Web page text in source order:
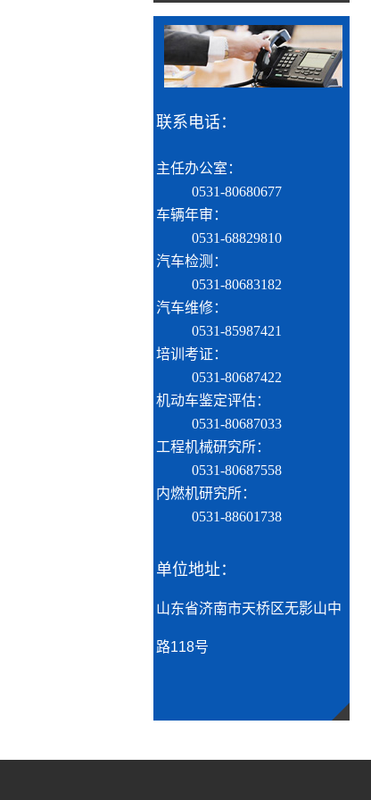
联系电话：
主任办公室：
0531-80680677
车辆年审：
0531-68829810
汽车检测：
0531-80683182
汽车维修：
0531-85987421
培训考证：
0531-80687422
机动车鉴定评估：
0531-80687033
工程机械研究所：
0531-80687558
内燃机研究所：
0531-88601738
单位地址：
山东省济南市天桥区无影山中
路118号